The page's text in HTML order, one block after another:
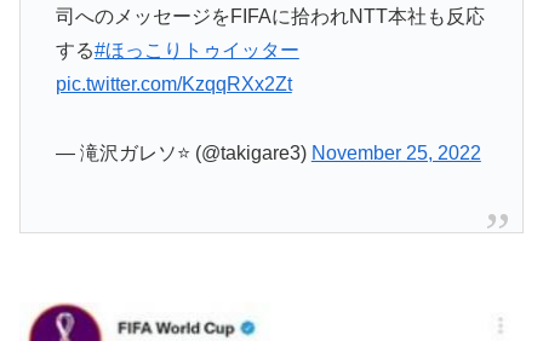
司へのメッセージをFIFAに拾われNTT本社も反応
する#ほっこりトゥイッター
pic.twitter.com/KzqqRXx2Zt
— 滝沢ガレソ⭐ (@takigare3) November 25, 2022